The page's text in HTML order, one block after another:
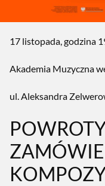
17 listopada, godzina
Akademia Muzyczna
ul. Aleksandra